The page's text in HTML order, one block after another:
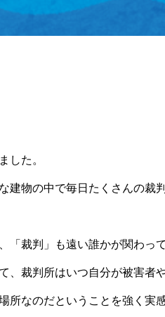
した。
建物の中で毎日たくさんの裁
「裁判」も遠い誰かが関わっ
、裁判所はいつ自分が被害者
なのだということを強く実感